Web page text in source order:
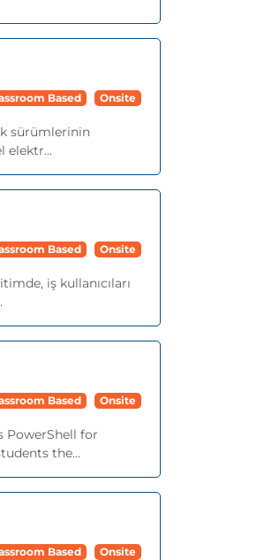
Based Onsite
sürümlerinin
elektr...
Based Onsite
iş kullanıcıları
Based Onsite
PowerShell for
the...
Based Onsite